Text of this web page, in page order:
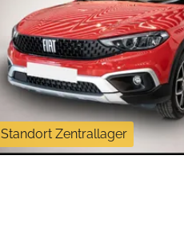
Standort Zentrallager